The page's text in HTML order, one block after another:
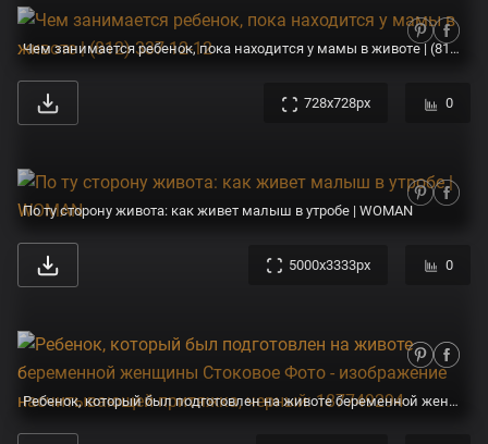
Чем занимается ребенок, пока находится у мамы в животе | (812) 337-12-12
728x728px 0
По ту сторону живота: как живет малыш в утробе | WOMAN
5000x3333px 0
Ребенок, который был подготовлен на животе беременной женщины Стоковое Фото - изображение насчитывающей притяжка, черный: 187749294